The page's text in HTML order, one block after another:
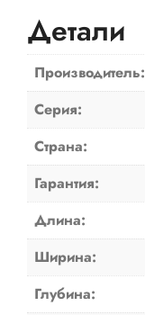
Детали
Производитель:
Серия:
Страна:
Гарантия:
Длина:
Ширина:
Глубина: